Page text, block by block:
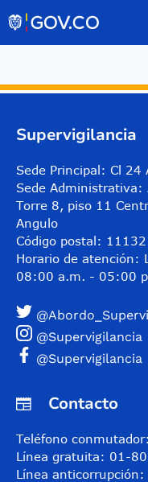
Supervigilancia
Sede Principal: Cl 24
Sede
Torre 8, piso 11
Angulo
Código postal:
Horario de atención:
08:00 a.m. - 05:00
@Supervigilancia
@Supervigilancia
Contacto
Teléfono
Línea gratuita: 01-
Línea anticorrupción: